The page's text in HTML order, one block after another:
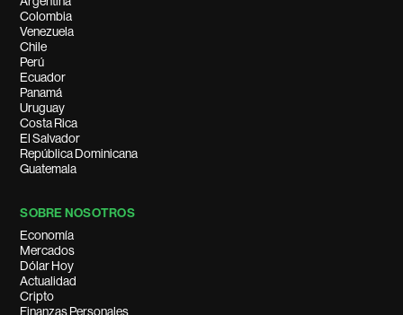
Colombia
Venezuela
Chile
Perú
Ecuador
Panamá
Uruguay
Costa Rica
El Salvador
República Dominicana
Guatemala
SOBRE NOSOTROS
Economía
Mercados
Dólar Hoy
Actualidad
Cripto
Finanzas Personales